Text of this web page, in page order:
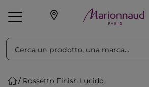
Make-up Profumi
Rossetto Finish Lucido
Ordina per